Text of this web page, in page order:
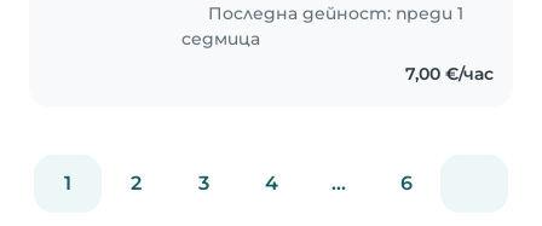
Последна дейност: преди 1
седмица
7,00 €/час
1 2 3 4 ... 6